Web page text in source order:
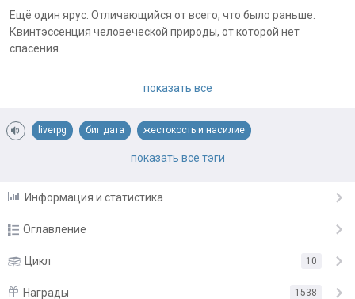
Ещё один ярус. Отличающийся от всего, что было раньше.
Квинтэссенция человеческой природы, от которой нет
спасения.
этом является продолжением "Эволюции":
поймут, кем является главный герой.
показать все
liverpg биг дата жестокость и насилие
постапокалипсис рейтинг
показать все тэги
Информация и статистика
Оглавление
Глава I 11.02.22
Глава II 11.02.22
Цикл 10
Награды 1538